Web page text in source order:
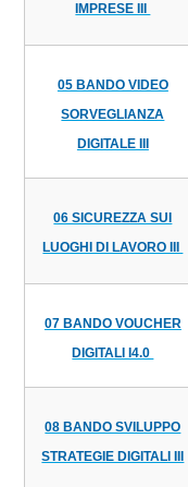
IMPRESE III
05 BANDO VIDEO
SORVEGLIANZA
DIGITALE III
06 SICUREZZA SUI
LUOGHI DI LAVORO III
07 BANDO VOUCHER
DIGITALI I4.0
08 BANDO SVILUPPO
STRATEGIE DIGITALI III